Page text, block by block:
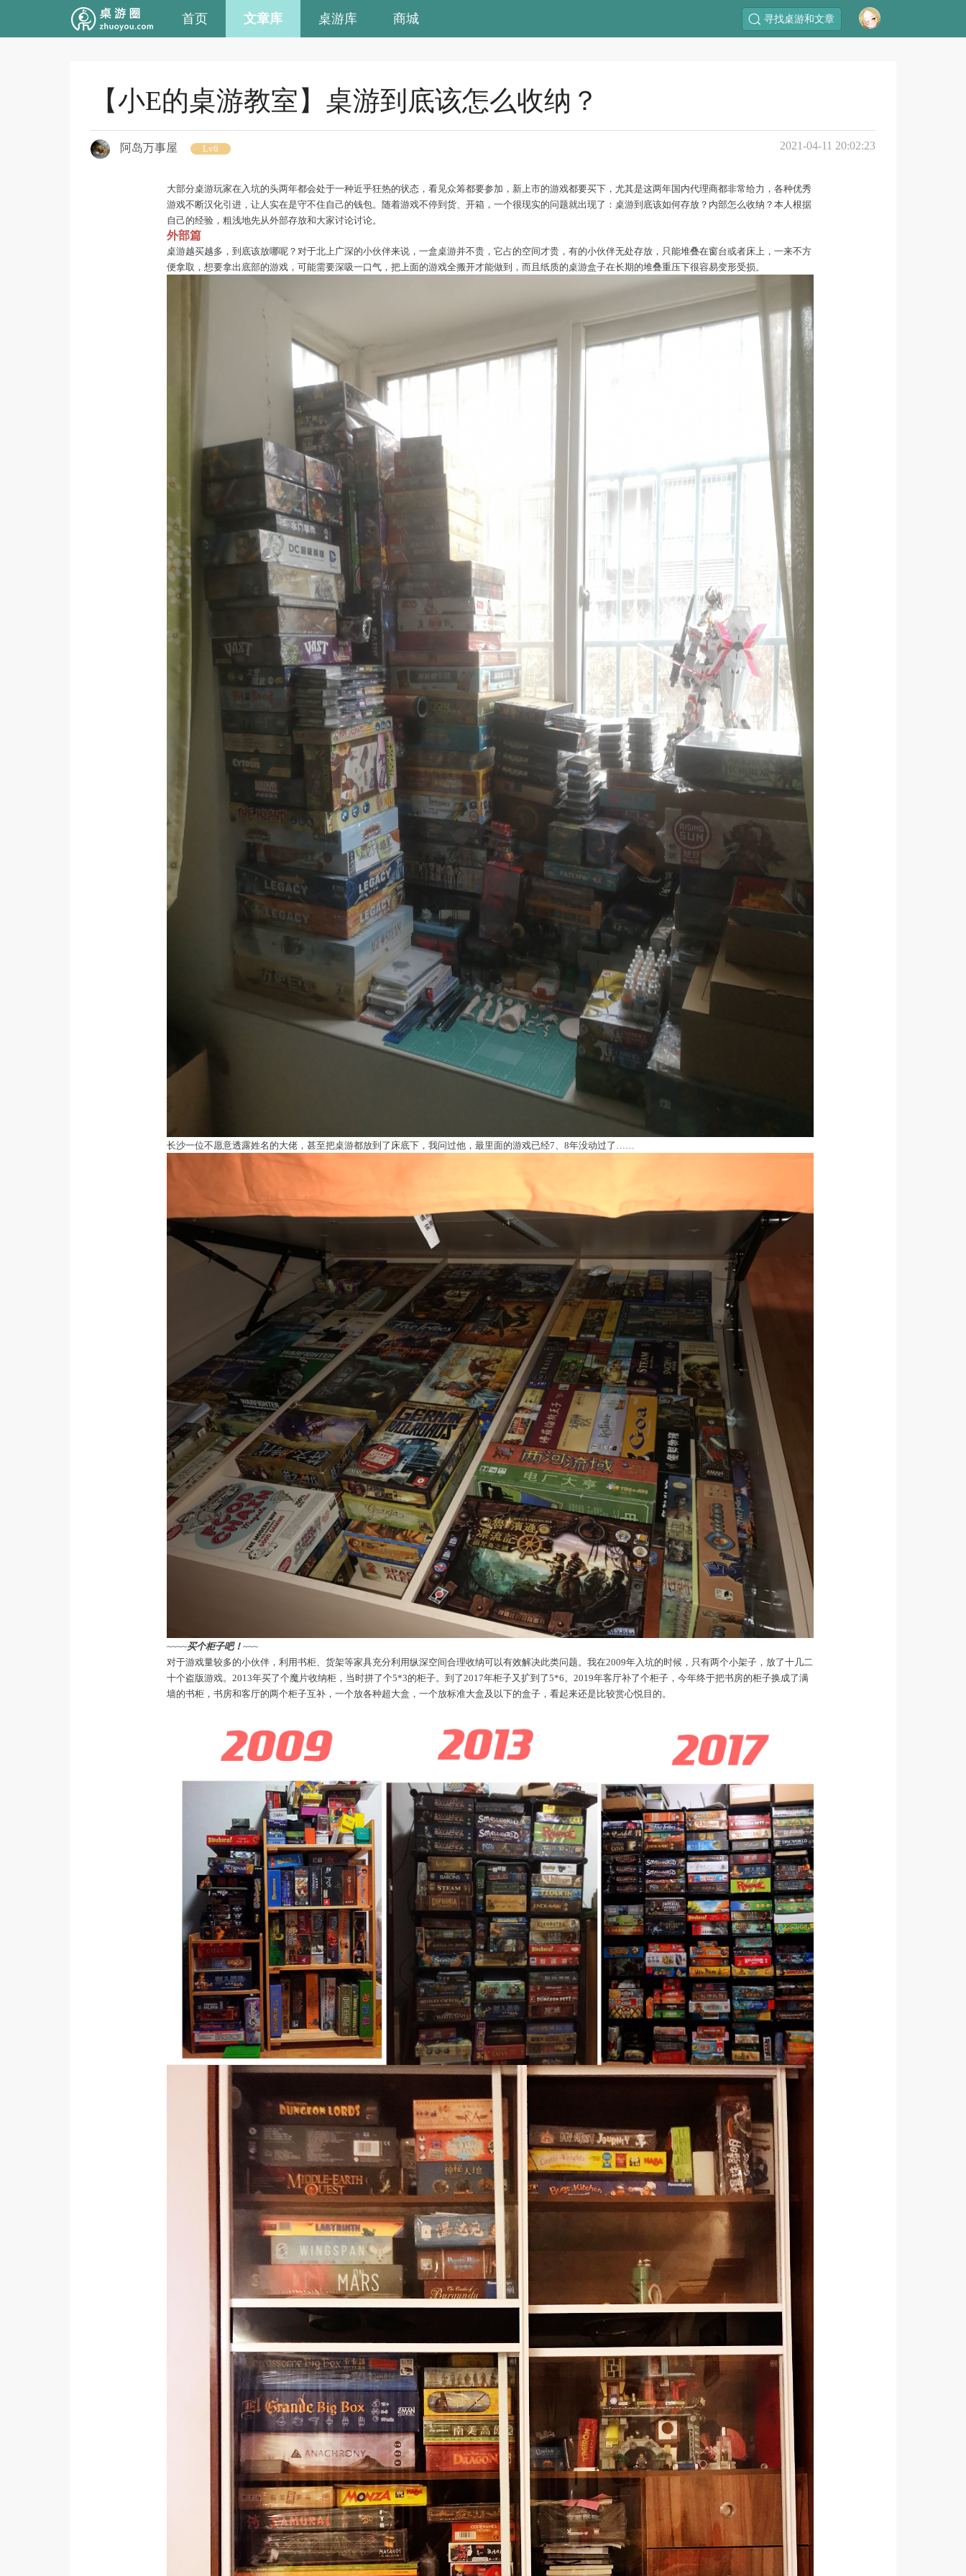
首页 文章库 桌游库 商城 寻找桌游和文章
【小E的桌游教室】桌游到底该怎么收纳？
阿岛万事屋 Lv6 2021-04-11 20:02:23
大部分桌游玩家在入坑的头两年都会处于一种近乎狂热的状态，看见众筹都要参加，新上市的游戏都要买下，尤其是这两年国内代理商都非常给力，各种优秀
游戏不断汉化引进，让人实在是守不住自己的钱包。随着游戏不停到货、开箱，一个很现实的问题就出现了：桌游到底该如何存放？内部怎么收纳？本人根据
自己的经验，粗浅地先从外部存放和大家讨论讨论。
外部篇
桌游越买越多，到底该放哪呢？对于北上广深的小伙伴来说，一盒桌游并不贵，它占的空间才贵，有的小伙伴无处存放，只能堆叠在窗台或者床上，一来不方
便拿取，想要拿出底部的游戏，可能需要深吸一口气，把上面的游戏全搬开才能做到，而且纸质的桌游盒子在长期的堆叠重压下很容易变形受损。
长沙一位不愿意透露姓名的大佬，甚至把桌游都放到了床底下，我问过他，最里面的游戏已经7、8年没动过了……
~~~~买个柜子吧！ ~~~
对于游戏量较多的小伙伴，利用书柜、货架等家具充分利用纵深空间合理收纳可以有效解决此类问题。我在2009年入坑的时候，只有两个小架子，放了十几二
十个盗版游戏。2013年买了个魔片收纳柜，当时拼了个5*3的柜子。到了2017年柜子又扩到了5*6。2019年客厅补了个柜子，今年终于把书房的柜子换成了满
墙的书柜，书房和客厅的两个柜子互补，一个放各种超大盒，一个放标准大盒及以下的盒子，看起来还是比较赏心悦目的。